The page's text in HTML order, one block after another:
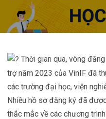
Thời gian qua, vòng
trợ năm 2023 của VinIF đã
các trường đại học, viện
Nhiều hồ sơ đăng ký đã
thắc mắc về các chương